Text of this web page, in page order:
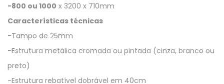
-800 ou 1000 x 3200 x 710mm
Características técnicas
-Tampo de 25mm
-Estrutura metálica cromada ou pintada (cinza, branco ou
preto)
-Estrutura rebatível dobrável em 40cm